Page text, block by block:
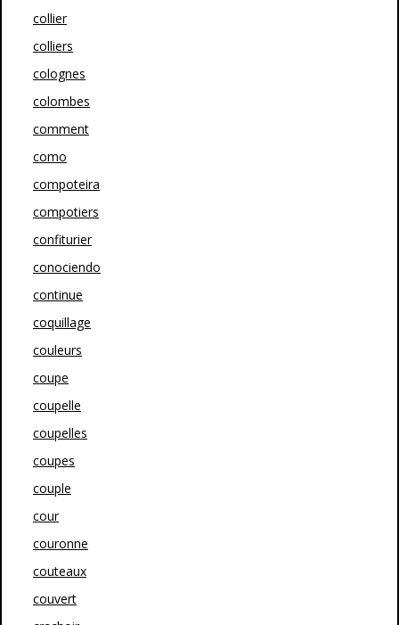
collier
colliers
colognes
colombes
comment
como
compoteira
compotiers
confiturier
conociendo
continue
coquillage
couleurs
coupe
coupelle
coupelles
coupes
couple
cour
couronne
couteaux
couvert